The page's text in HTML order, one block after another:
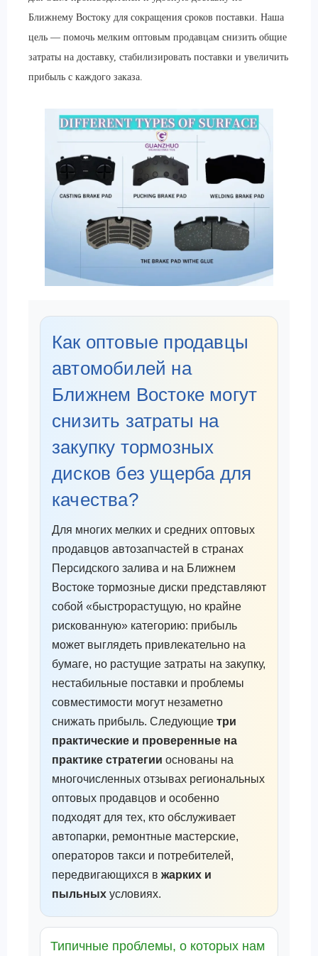
Ближнему Востоку для сокращения сроков поставки. Наша
цель — помочь мелким оптовым продавцам снизить общие
затраты на доставку, стабилизировать поставки и увеличить
прибыль с каждого заказа.
Как оптовые продавцы
автомобилей на
Ближнем Востоке могут
снизить затраты на
закупку тормозных
дисков без ущерба для
качества?
Для многих мелких и средних оптовых
продавцов автозапчастей в странах
Персидского залива и на Ближнем
Востоке тормозные диски представляют
собой «быстрорастущую, но крайне
рискованную» категорию: прибыль
может выглядеть привлекательно на
бумаге, но растущие затраты на закупку,
нестабильные поставки и проблемы
совместимости могут незаметно
снижать прибыль. Следующие три
практические и проверенные на
практике стратегии основаны на
многочисленных отзывах региональных
оптовых продавцов и особенно
подходят для тех, кто обслуживает
автопарки, ремонтные мастерские,
операторов такси и потребителей,
передвигающихся в жарких и
пыльных условиях.
Типичные проблемы, о которых нам